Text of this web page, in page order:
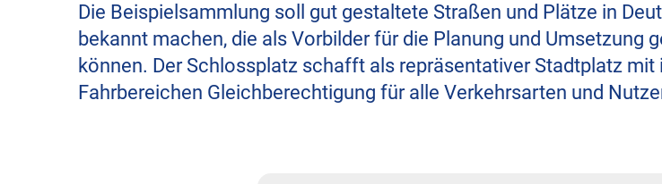
Die Beispielsammlung soll gut gestaltete Straßen und Plätze in
bekannt machen, die als Vorbilder für die Planung und Umsetzung
können. Der Schlossplatz schafft als repräsentativer Stadtplatz mit
Fahrbereichen Gleichberechtigung für alle Verkehrsarten und